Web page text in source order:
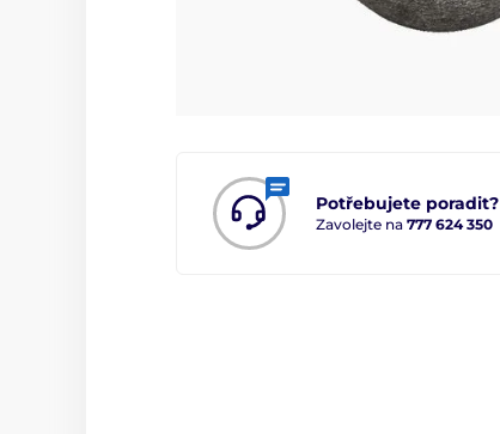
Potřebujete poradit?
Zavolejte na 777 624 350